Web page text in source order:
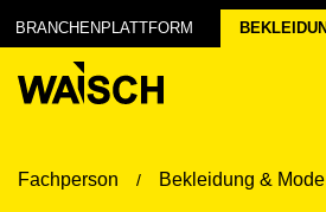
BRANCHENPLATTFORM
der Industrie
Fachperson Bekleidung & Mode